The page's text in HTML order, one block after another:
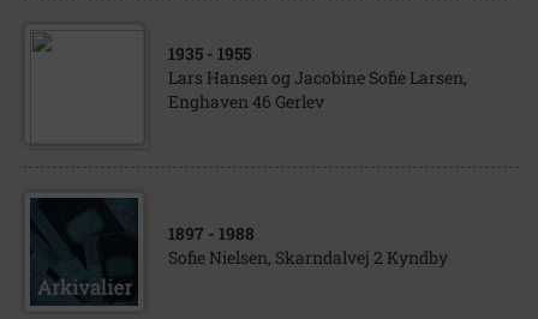
1935 - 1955
Lars Hansen og Jacobine Sofie Larsen,
Enghaven 46 Gerlev
1897 - 1988
Sofie Nielsen, Skarndalvej 2 Kyndby